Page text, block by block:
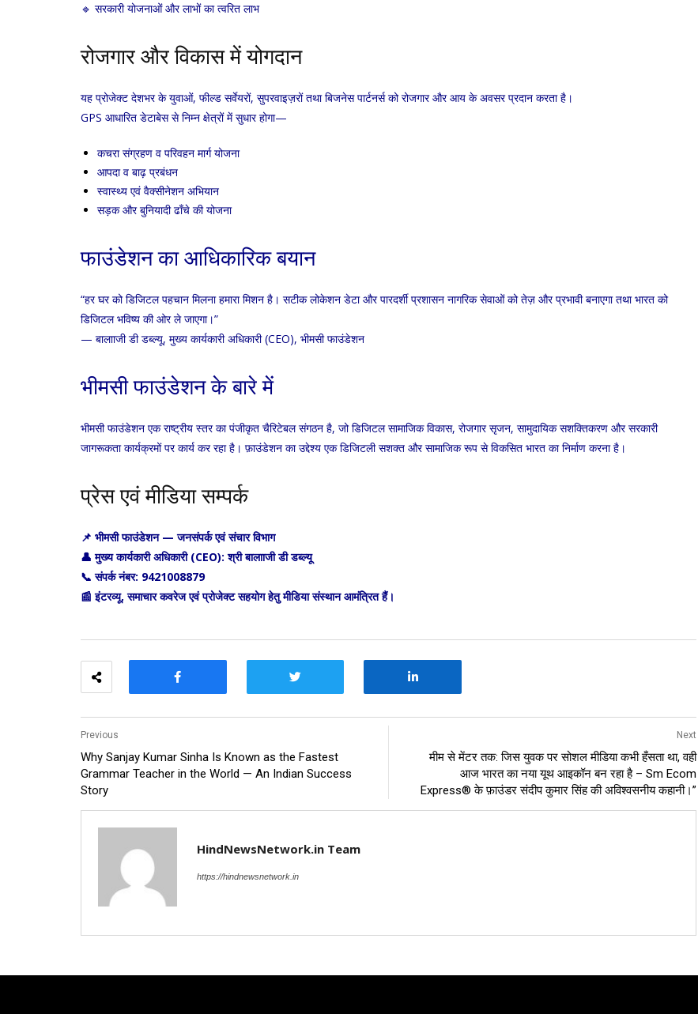
🔹 सरकारी योजनाओं और लाभों का त्वरित लाभ
रोजगार और विकास में योगदान
यह प्रोजेक्ट देशभर के युवाओं, फील्ड सर्वेयरों, सुपरवाइज़रों तथा बिजनेस पार्टनर्स को रोजगार और आय के अवसर प्रदान करता है।
GPS आधारित डेटाबेस से निम्न क्षेत्रों में सुधार होगा—
कचरा संग्रहण व परिवहन मार्ग योजना
आपदा व बाढ़ प्रबंधन
स्वास्थ्य एवं वैक्सीनेशन अभियान
सड़क और बुनियादी ढाँचे की योजना
फाउंडेशन का आधिकारिक बयान
“हर घर को डिजिटल पहचान मिलना हमारा मिशन है। सटीक लोकेशन डेटा और पारदर्शी प्रशासन नागरिक सेवाओं को तेज़ और प्रभावी बनाएगा तथा भारत को
डिजिटल भविष्य की ओर ले जाएगा।”
— बालााजी डी डब्ल्यू, मुख्य कार्यकारी अधिकारी (CEO), भीमसी फाउंडेशन
भीमसी फाउंडेशन के बारे में
भीमसी फाउंडेशन एक राष्ट्रीय स्तर का पंजीकृत चैरिटेबल संगठन है, जो डिजिटल सामाजिक विकास, रोजगार सृजन, सामुदायिक सशक्तिकरण और सरकारी
जागरूकता कार्यक्रमों पर कार्य कर रहा है। फ़ाउंडेशन का उद्देश्य एक डिजिटली सशक्त और सामाजिक रूप से विकसित भारत का निर्माण करना है।
प्रेस एवं मीडिया सम्पर्क
📌 भीमसी फाउंडेशन — जनसंपर्क एवं संचार विभाग
👤 मुख्य कार्यकारी अधिकारी (CEO): श्री बालााजी डी डब्ल्यू
📞 संपर्क नंबर: 9421008879
📰 इंटरव्यू, समाचार कवरेज एवं प्रोजेक्ट सहयोग हेतु मीडिया संस्थान आमंत्रित हैं।
Previous
Why Sanjay Kumar Sinha Is Known as the Fastest
Grammar Teacher in the World — An Indian Success
Story
Next
मीम से मेंटर तक: जिस युवक पर सोशल मीडिया कभी हँसता था, वही
आज भारत का नया यूथ आइकॉन बन रहा है – Sm Ecom
Express® के फ़ाउंडर संदीप कुमार सिंह की अविश्वसनीय कहानी।”
HindNewsNetwork.in Team
https://hindnewsnetwork.in